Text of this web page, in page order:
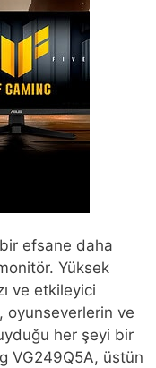
efsane daha
Yüksek
ve etkileyici
oyunseverlerin ve
her şeyi bir
VG249Q5A, üstün